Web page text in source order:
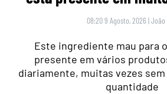
08:20 9 Agosto, 2026 |João
Este ingrediente mau para
presente em vários
diariamente, muitas vezes
quantidade